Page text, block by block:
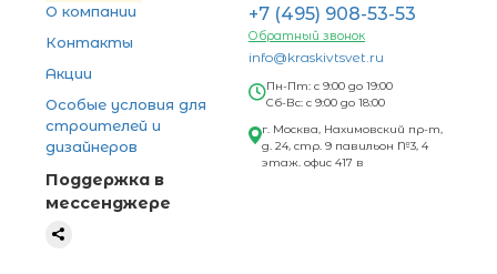
О компании
Контакты
Акции
Особые условия для
строителей и
дизайнеров
Поддержка в
мессенджере
+7 (495) 908-53-53
Обратный звонок
info@kraskivtsvet.ru
Пн-Пт: с 9:00 до 19:00
Сб-Вс: с 9:00 до 18:00
г. Москва, Нахимовский пр-т,
д. 24, стр. 9 павильон №3, 4
этаж. офис 417 в